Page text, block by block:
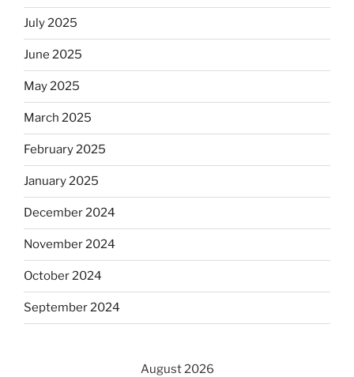
July 2025
June 2025
May 2025
March 2025
February 2025
January 2025
December 2024
November 2024
October 2024
September 2024
August 2026